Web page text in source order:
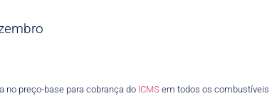
no preço-base para cobrança do ICMS em todos os combustíveis